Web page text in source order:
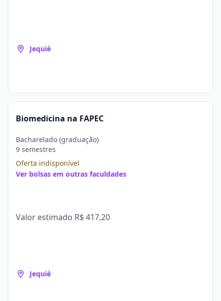
Jequié
Biomedicina na FAPEC
Bacharelado (graduação)
9 semestres
Oferta indisponível
Ver bolsas em outras faculdades
Valor estimado R$ 417,20
Jequié